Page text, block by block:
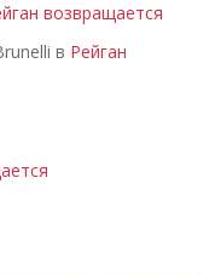
возвращается
в Рейган